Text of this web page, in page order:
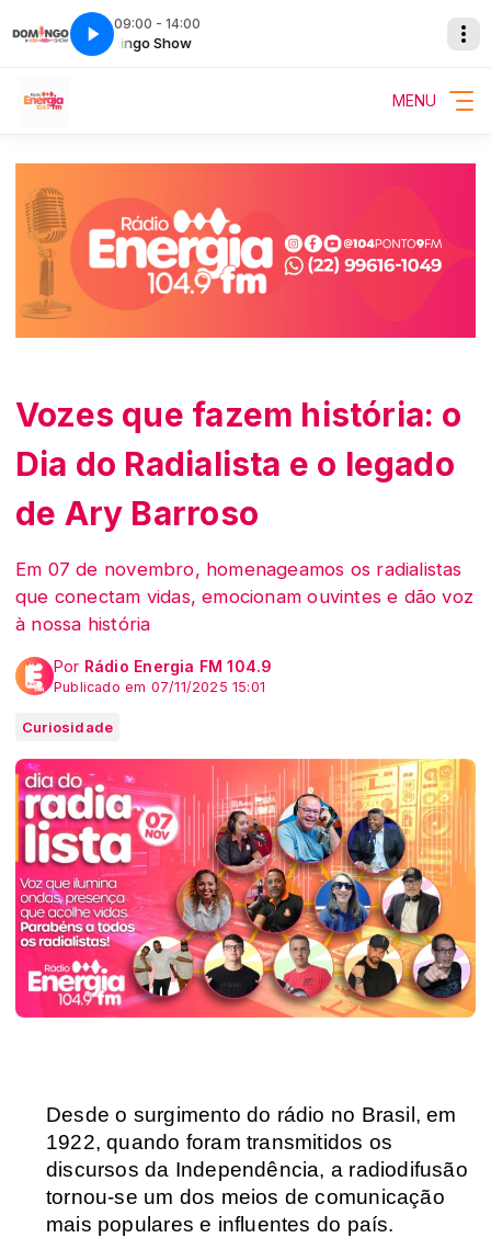
09:00 - 14:00
Domingo Show
MENU
Vozes que fazem história: o
Dia do Radialista e o legado
de Ary Barroso
Em 07 de novembro, homenageamos os radialistas
que conectam vidas, emocionam ouvintes e dão voz
à nossa história
Por Rádio Energia FM 104.9
Publicado em 07/11/2025 15:01
Curiosidade
Desde o surgimento do rádio no Brasil, em
1922, quando foram transmitidos os
discursos da Independência, a radiodifusão
tornou-se um dos meios de comunicação
mais populares e influentes do país.